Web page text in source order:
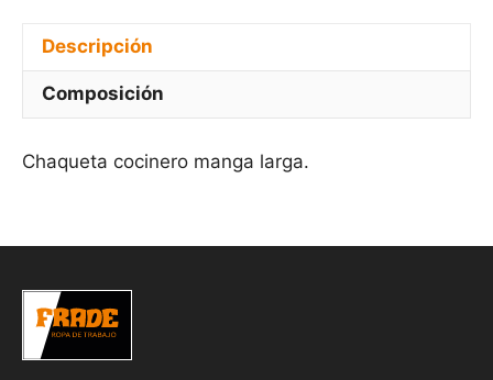
Descripción
Composición
Chaqueta cocinero manga larga.